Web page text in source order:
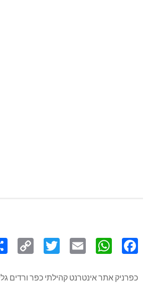
כפרניק אתר אינטרנט קהילתי כפר ורדים